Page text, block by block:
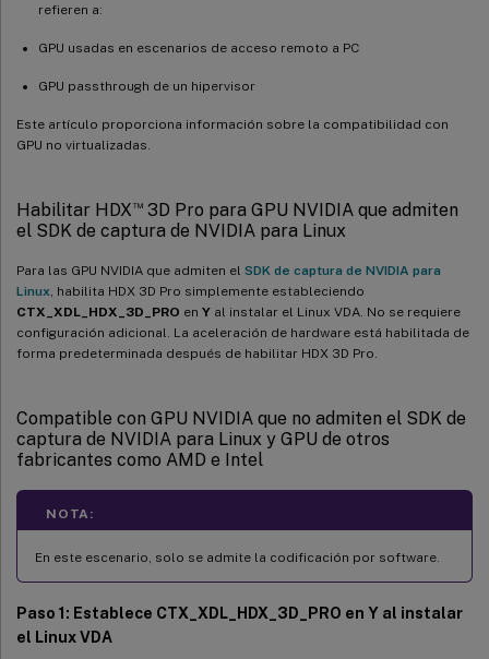
refieren a:
GPU usadas en escenarios de acceso remoto a PC
GPU passthrough de un hipervisor
Este artículo proporciona información sobre la compatibilidad con
GPU no virtualizadas.
Habilitar HDX™3D Pro para GPU NVIDIA que admiten
el SDK de captura de NVIDIA para Linux
Para las GPU NVIDIA que admiten el SDK de captura de NVIDIA para
Linux , habilita HDX 3D Pro simplemente estableciendo
CTX_XDL_HDX_3D_PRO en Y al instalar el Linux VDA. No se requiere
configuración adicional. La aceleración de hardware está habilitada de
forma predeterminada después de habilitar HDX 3D Pro.
Compatible con GPU NVIDIA que no admiten el SDK de
captura de NVIDIA para Linux y GPU de otros
fabricantes como AMD e Intel
NOTA:
En este escenario, solo se admite la codificación por software.
Paso 1: Establece CTX_XDL_HDX_3D_PRO en Y al instalar
el Linux VDA